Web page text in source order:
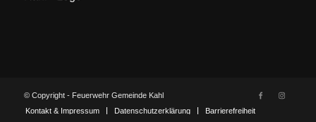
© Copyright - Feuerwehr Gemeinde Kahl
Kontakt & Impressum
Datenschutzerklärung Barrierefreiheit